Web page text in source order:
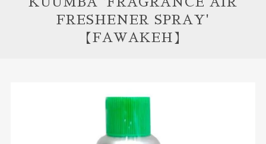
FRESHENER SPRAY'
【FAWAKEH】